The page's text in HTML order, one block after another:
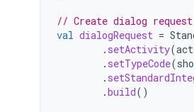
// Create dialog request
val dialogRequest =
. setActivity(
. setTypeCode(
.
.build()